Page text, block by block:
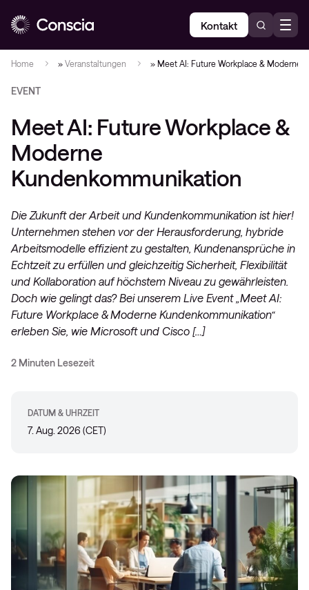
Kontakt
Home » Veranstaltungen » Meet AI: Future Workplace & Moderne
EVENT
Meet AI: Future Workplace &
Moderne
Kundenkommunikation
Die Zukunft der Arbeit und Kundenkommunikation ist hier!
Unternehmen stehen vor der Herausforderung, hybride
Arbeitsmodelle effizient zu gestalten, Kundenansprüche in
Echtzeit zu erfüllen und gleichzeitig Sicherheit, Flexibilität
und Kollaboration auf höchstem Niveau zu gewährleisten.
Doch wie gelingt das? Bei unserem Live Event „Meet AI:
Future Workplace & Moderne Kundenkommunikation“
erleben Sie, wie Microsoft und Cisco […]
2 Minuten Lesezeit
DATUM & UHRZEIT
7. Aug. 2026 (CET)